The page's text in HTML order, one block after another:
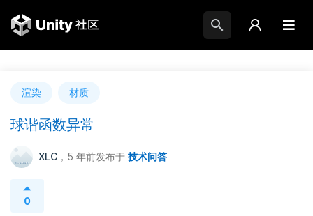
渲染 材质
球谐函数异常
XLC ，5 年前发布于 技术问答
0